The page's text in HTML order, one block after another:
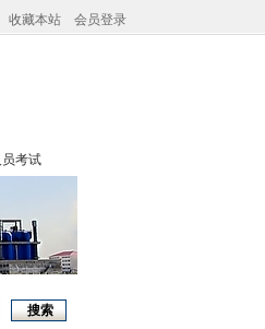
收藏本站 会员登录
考试